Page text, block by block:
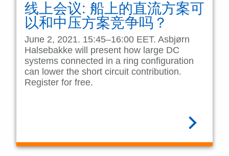
线上会议: 船上的直流方案可
以和中压方案竞争吗？
June 2, 2021. 15:45–16:00 EET. Asbjørn
Halsebakke will present how large DC
systems connected in a ring configuration
can lower the short circuit contribution.
Register for free.